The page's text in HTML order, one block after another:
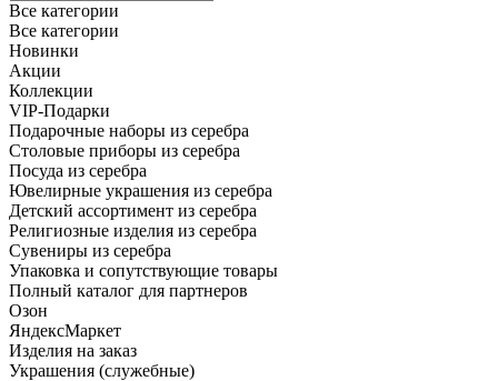
Все категории
Все категории
Новинки
Акции
Коллекции
VIP-Подарки
Подарочные наборы из серебра
Столовые приборы из серебра
Посуда из серебра
Ювелирные украшения из серебра
Детский ассортимент из серебра
Религиозные изделия из серебра
Сувениры из серебра
Упаковка и сопутствующие товары
Полный каталог для партнеров
Озон
ЯндексМаркет
Изделия на заказ
Украшения (служебные)